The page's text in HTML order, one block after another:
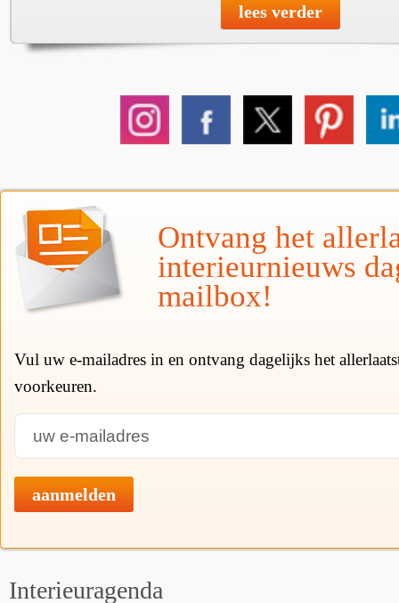
lees verder
Ontvang het
interieurnieuws
mailbox!
Vul uw e-mailadres in en ontvang dagelijks het
voorkeuren.
aanmelden
Interieuragenda